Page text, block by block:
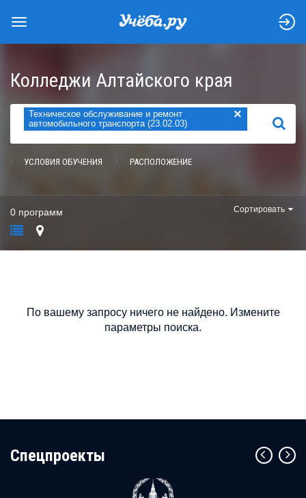
Колледжи Алтайского края
Техническое обслуживание и ремонт
автомобильного транспорта (23.02.03)
×
НАЙТИ
УСЛОВИЯ ОБУЧЕНИЯ РАСПОЛОЖЕНИЕ
0 программ Сортировать
По вашему запросу ничего не найдено. Измените
параметры поиска.
Cпецпроекты